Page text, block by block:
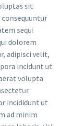
sit
sequi
dolorem
adipisci velit,
incidunt ut
volupta
incididunt ut
ad minim